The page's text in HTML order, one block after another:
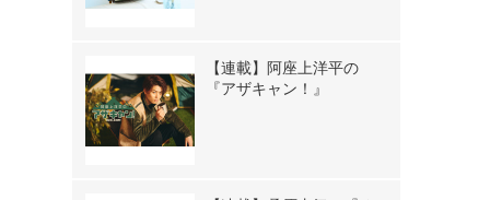
【連載】阿座上洋平の
『アザキャン！』